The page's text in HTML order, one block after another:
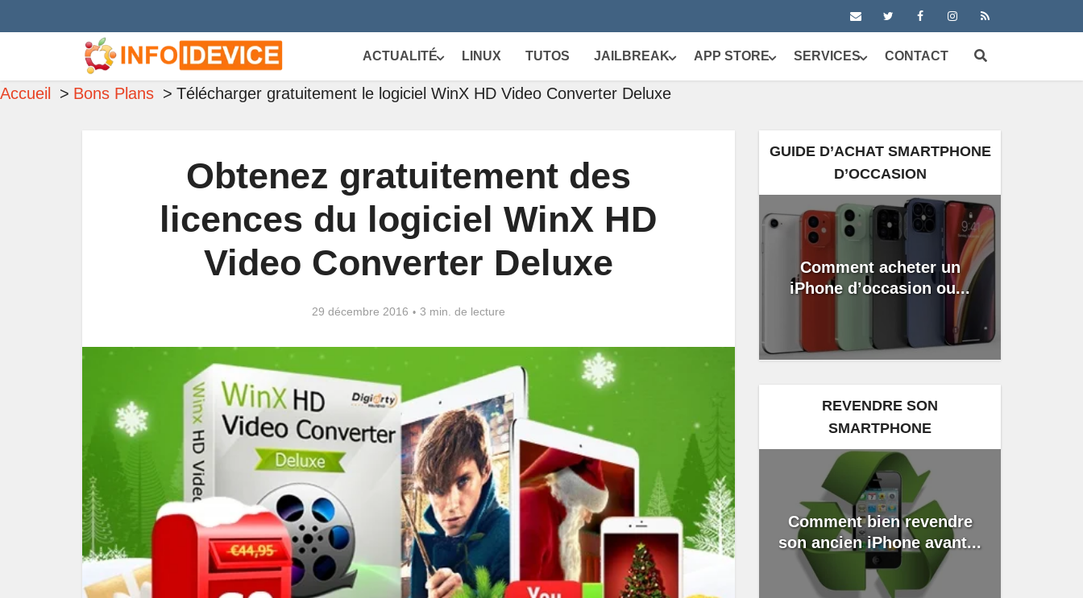
ACTUALITÉ LINUX TUTOS JAILBREAK APP STORE SERVICES CONTACT
Accueil Bons Plans Télécharger gratuitement le logiciel WinX HD Video Converter Deluxe
Obtenez gratuitement des
licences du logiciel WinX HD
Video Converter Deluxe
29 décembre 2016 3 min. de lecture
GUIDE D’ACHAT SMARTPHONE
D’OCCASION
Comment acheter un
iPhone d’occasion ou...
REVENDRE SON
SMARTPHONE
Comment bien revendre
son ancien iPhone avant...